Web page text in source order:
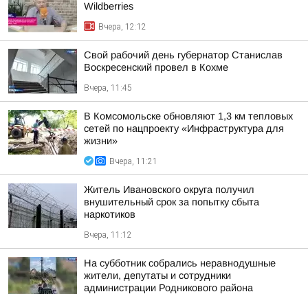
Wildberries
Вчера, 12:12
Свой рабочий день губернатор Станислав
Воскресенский провел в Кохме
Вчера, 11:45
В Комсомольске обновляют 1,3 км тепловых
сетей по нацпроекту «Инфраструктура для
жизни»
Вчера, 11:21
Житель Ивановского округа получил
внушительный срок за попытку сбыта
наркотиков
Вчера, 11:12
На субботник собрались неравнодушные
жители, депутаты и сотрудники
администрации Родникового района